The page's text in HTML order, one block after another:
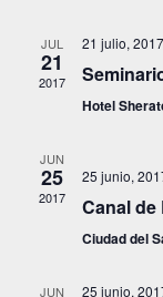
JUL
21
2017
21 julio,
Hotel
JUN
25
2017
25 junio,
Canal de
Ciudad del
JUN 25 junio,